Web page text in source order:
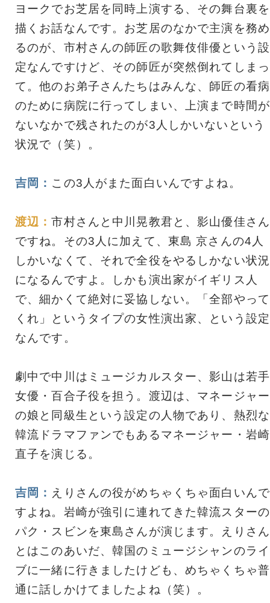
ヨークでお芝居を同時上演する、その舞台裏を
描くお話なんです。お芝居のなかで主演を務め
るのが、市村さんの師匠の歌舞伎俳優という設
定なんですけど、その師匠が突然倒れてしまっ
て。他のお弟子さんたちはみんな、師匠の看病
のために病院に行ってしまい、上演まで時間が
ないなかで残されたのが3人しかいないという
状況で（笑）。
吉岡： この3人がまた面白いんですよね。
渡辺：市村さんと中川晃教君と、影山優佳さん
ですね。その3人に加えて、東島 京さんの4人
しかいなくて、それで全役をやるしかない状況
になるんですよ。しかも演出家がイギリス人
で、細かくて絶対に妥協しない。「全部やって
くれ」というタイプの女性演出家、という設定
なんです。
劇中で中川はミュージカルスター、影山は若手
女優・百合子役を担う。渡辺は、マネージャー
の娘と同級生という設定の人物であり、熱烈な
韓流ドラマファンでもあるマネージャー・岩崎
直子を演じる。
吉岡： えりさんの役がめちゃくちゃ面白いんで
すよね。岩崎が強引に連れてきた韓流スターの
パク・スビンを東島さんが演じます。えりさん
とはこのあいだ、韓国のミュージシャンのライ
ブに一緒に行きましたけども、めちゃくちゃ普
通に話しかけてましたよね（笑）。